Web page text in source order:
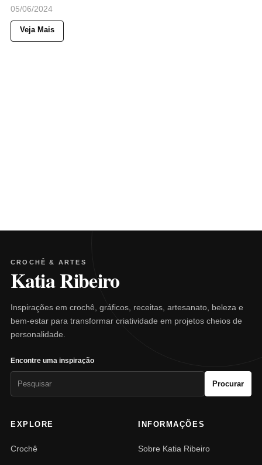
05/06/2024
Veja Mais
CROCHÊ & ARTES
Katia Ribeiro
Inspirações em crochê, gráficos, receitas, artesanato, beleza e
bem-estar para transformar criatividade em projetos cheios de
personalidade.
Encontre uma inspiração
Procurar
EXPLORE
Crochê
INFORMAÇÕES
Sobre Katia Ribeiro